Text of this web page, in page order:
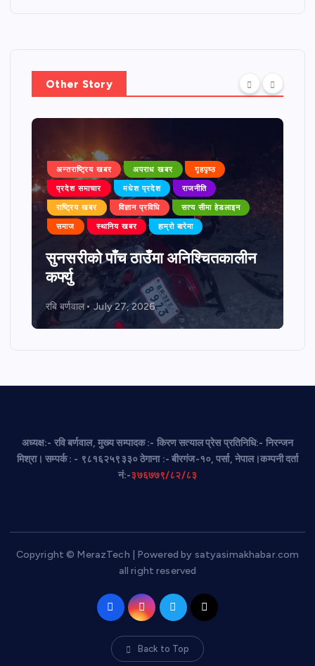
Other Story
अन्तराष्ट्रिय खबर अपराध खबर गृहपृष्ठ
प्रदेश समाचार मधेश प्रदेश राजनीति
राष्ट्रिय खबर विज्ञान प्रविधि सत्य सीमा हेडलाइन
समाज स्थानिय खबर हाम्रो बारेमा
सुनसरीको पाँच ठाउँमा अनिश्चितकालीन
कर्फ्यु
रबि बर्णवाल July 27, 2026
अध्यक्ष:- रवि बर्णवाल, मुख्य सम्पादक :- किरण सत्याल प्रेस प्रतिनिधि:- निरन्जन
मिश्रा। सम्पर्क : - ९८१६२५९३३० ठेगाना :- बीरगंज-१०, पर्सा, नेपाल।कम्पनी दर्ता
नं:-३७६७७९/८२/८३
Copyright © MerazTech | Powered by satyasimakhabar.com
all right reserved
Back to Top